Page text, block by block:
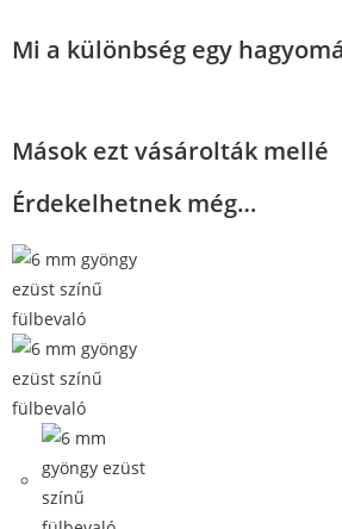
Mi a különbség egy
Mások ezt vásárolták mellé
Érdekelhetnek még…